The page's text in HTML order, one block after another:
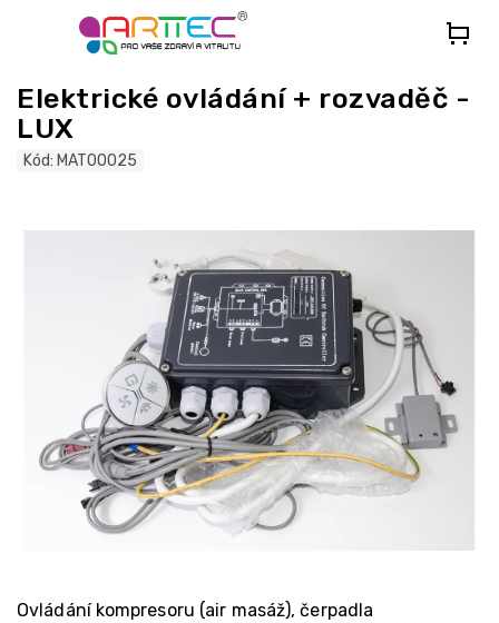
Elektrické ovládání + rozvaděč -
LUX
Kód: MAT00025
Ovládání kompresoru (air masáž), čerpadla